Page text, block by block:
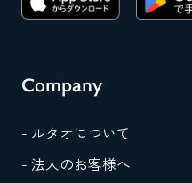
Company
- ルタオについて
- 法人のお客様へ